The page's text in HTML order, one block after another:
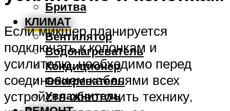
Бритва
КЛИМАТ
Вентилятор
Водонагреватель
Кондиционер
Обогреватель
Увлажнитель
Если микшер планируется
подключать к колонкам и
усилителю, необходимо перед
соединением кабелями всех
устройств обесточить технику,